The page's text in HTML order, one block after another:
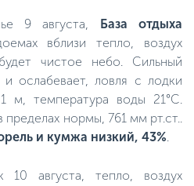
9 августа, База отдыха
вблизи тепло, воздух
чистое небо. Сильный
ослабевает, ловля с лодки
м, температура воды 21°C.
нормы, 761 мм рт.ст..
и кумжа низкий, 43%.
10 августа, тепло, воздух